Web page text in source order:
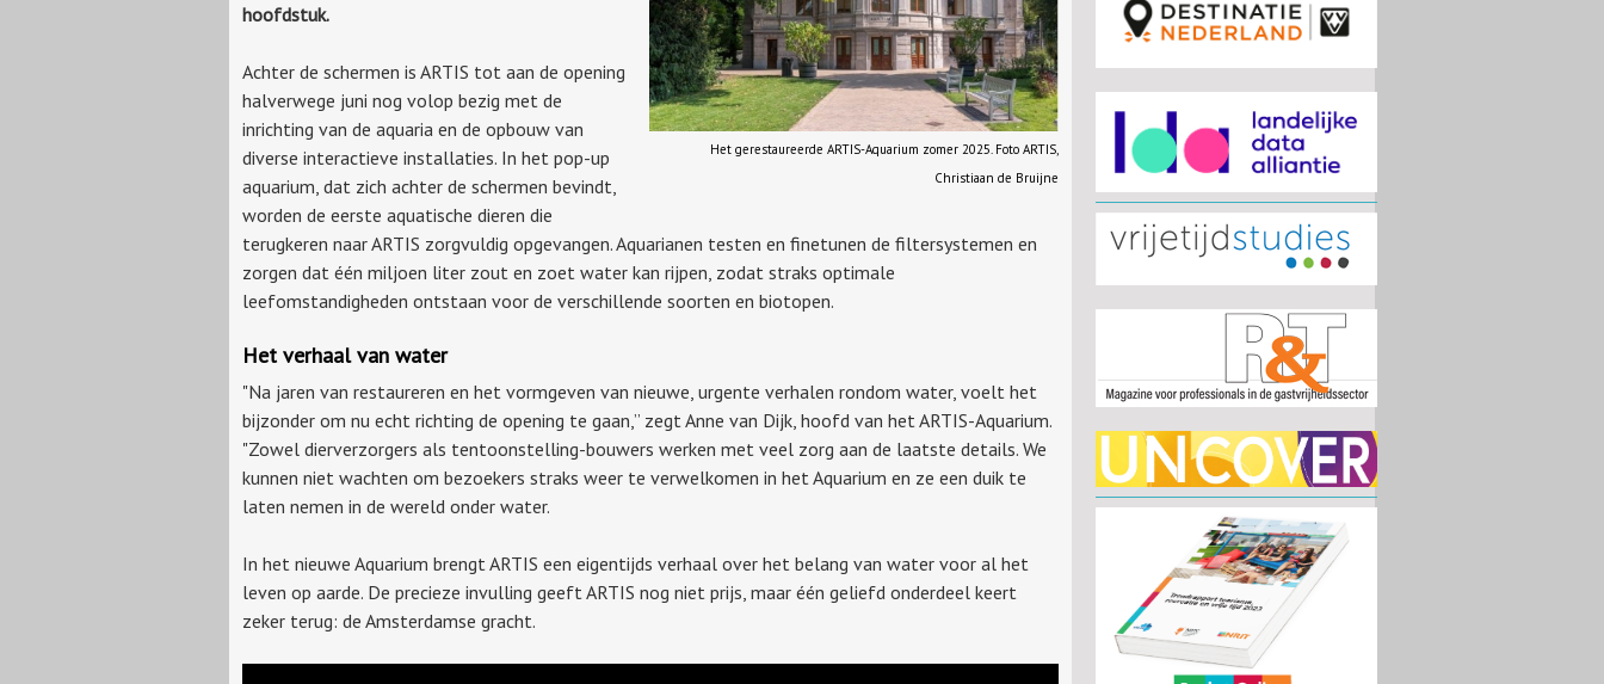
Het gerestaureerde ARTIS-Aquarium zomer 2025. Foto ARTIS,
Christiaan de Bruijne
hoofdstuk.
Achter de schermen is ARTIS tot aan de opening
halverwege juni nog volop bezig met de
inrichting van de aquaria en de opbouw van
diverse interactieve installaties. In het pop-up
aquarium, dat zich achter de schermen bevindt,
worden de eerste aquatische dieren die
terugkeren naar ARTIS zorgvuldig opgevangen. Aquarianen testen en finetunen de filtersystemen en
zorgen dat één miljoen liter zout en zoet water kan rijpen, zodat straks optimale
leefomstandigheden ontstaan voor de verschillende soorten en biotopen.
Het verhaal van water
"Na jaren van restaureren en het vormgeven van nieuwe, urgente verhalen rondom water, voelt het
bijzonder om nu echt richting de opening te gaan,” zegt Anne van Dijk, hoofd van het ARTIS-Aquarium.
"Zowel dierverzorgers als tentoonstelling-bouwers werken met veel zorg aan de laatste details. We
kunnen niet wachten om bezoekers straks weer te verwelkomen in het Aquarium en ze een duik te
laten nemen in de wereld onder water.
In het nieuwe Aquarium brengt ARTIS een eigentijds verhaal over het belang van water voor al het
leven op aarde. De precieze invulling geeft ARTIS nog niet prijs, maar één geliefd onderdeel keert
zeker terug: de Amsterdamse gracht.